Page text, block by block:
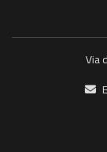
Via